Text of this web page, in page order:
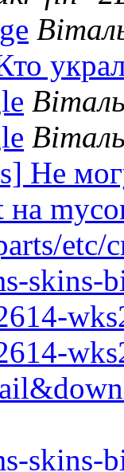
Не
etc/
skins-
skins-